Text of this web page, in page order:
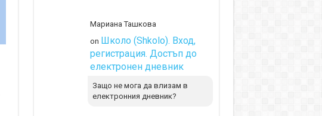
Мариана Ташкова
on Школо (Shkolo). Вход,
регистрация. Достъп до
електронен дневник
Защо не мога да влизам в
електронния дневник?